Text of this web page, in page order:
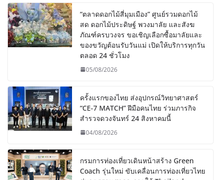
“ตลาดดอกไม้สี่มุมเมือง” ศูนย์รวมดอกไม้
สด ดอกไม้ประดิษฐ์ พวงมาลัย และสังฆ
ภัณฑ์ครบวงจร ขอเชิญเลือกซื้อมาลัยและ
ของขวัญต้อนรับวันแม่ เปิดให้บริการทุกวัน
ตลอด 24 ชั่วโมง
05/08/2026
ครั้งแรกของไทย ส่งอุปกรณ์วิทยาศาสตร์
“CE-7 MATCH” ฝีมือคนไทย ร่วมภารกิจ
สำรวจดวงจันทร์ 24 สิงหาคมนี้
04/08/2026
กรมการท่องเที่ยวเดินหน้าสร้าง Green
Coach รุ่นใหม่ ขับเคลื่อนการท่องเที่ยวไทย